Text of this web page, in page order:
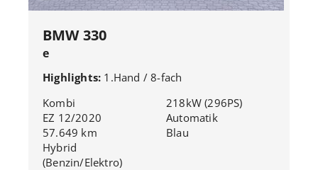
BMW 330
e
fach*
Highlights: 1.Hand / 8-fach
Kombi
EZ 12/2020
57.649 km
Hybrid
(Benzin/Elektro)
218kW (296PS)
Automatik
Blau